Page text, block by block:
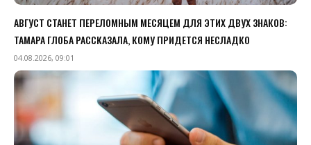
АВГУСТ СТАНЕТ ПЕРЕЛОМНЫМ МЕСЯЦЕМ ДЛЯ ЭТИХ ДВУХ ЗНАКОВ:
ТАМАРА ГЛОБА РАССКАЗАЛА, КОМУ ПРИДЕТСЯ НЕСЛАДКО
04.08.2026, 09:01